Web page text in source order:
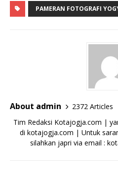
PAMERAN FOTOGRAFI
About admin
2372 Articles
Tim Redaksi Kotajogja.com |
di kotajogja.com | Untuk
silahkan japri via email :